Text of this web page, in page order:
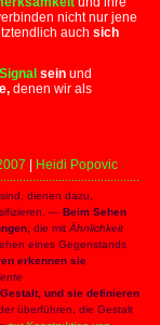
nicht nur jene
auch sich
Signal sein und
denen wir als
Heidi Popovic
dienen dazu,
— Beim Sehen
die mit Ähnlichkeit
eines Gegenstands
erkennen sie
und sie definieren
überführen, die Gestalt